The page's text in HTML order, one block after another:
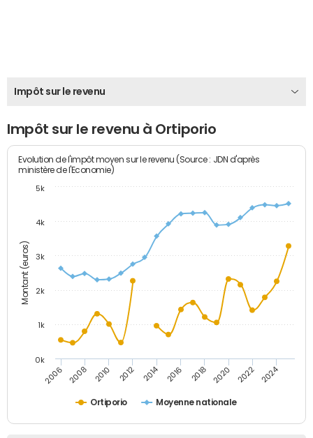
Impôt sur le revenu
Impôt sur le revenu à Ortiporio
Montant (euros)
Evolution de l'impôt moyen sur le revenu (Source : JDN d'après
ministère de l'Economie)
Ortiporio Moyenne nationale
2006 2008 2010 2012 2014 2016 2018 2020 2022 2024
0k
1k
2k
3k
4k
5k